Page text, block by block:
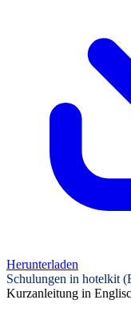
Herunterladen
Schulungen in hotelkit
Kurzanleitung in